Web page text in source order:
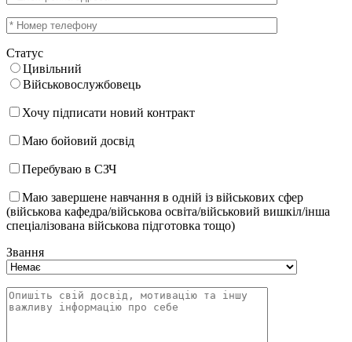
Статус
Цивільний
Військовослужбовець
Хочу підписати новий контракт
Маю бойовий досвід
Перебуваю в СЗЧ
Маю завершене навчання в одній із військових сфер
(військова кафедра/військова освіта/військовий вишкіл/інша
спеціалізована військова підготовка тощо)
Звання